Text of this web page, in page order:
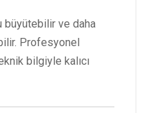
büyütebilir ve daha
Profesyonel
bilgiyle kalıcı